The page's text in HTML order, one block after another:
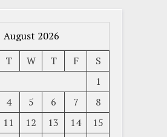
August 2026
T W T F
S
1
4 5 6 7
8
11 12 13 14
15